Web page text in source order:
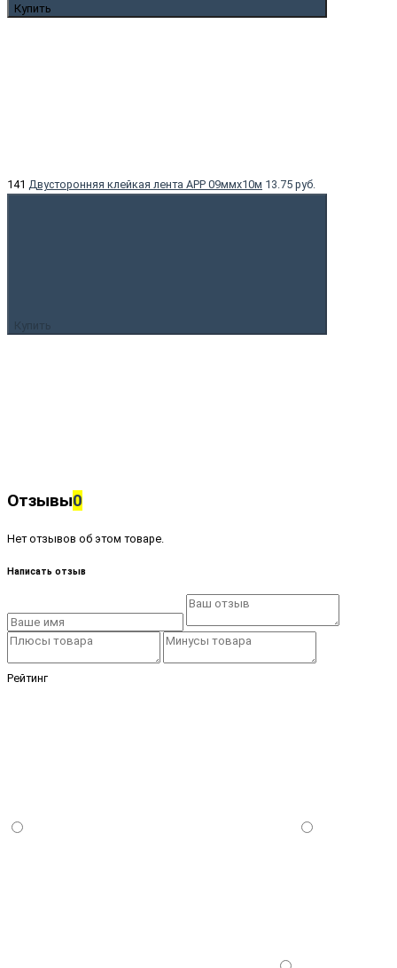
Купить
141 Двусторонняя клейкая лента APP 09ммx10м 13.75 руб.
Купить
Отзывы0
Нет отзывов об этом товаре.
Написать отзыв
Рейтинг